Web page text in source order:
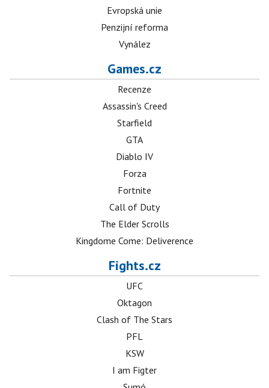
Evropská unie
Penzijní reforma
Vynález
Games.cz
Recenze
Assassin's Creed
Starfield
GTA
Diablo IV
Forza
Fortnite
Call of Duty
The Elder Scrolls
Kingdome Come: Deliverence
Fights.cz
UFC
Oktagon
Clash of The Stars
PFL
KSW
I am Figter